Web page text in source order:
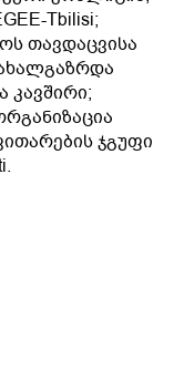
Tbilisi;
თავდაცვისა
კავშირი;
ჯგუფი